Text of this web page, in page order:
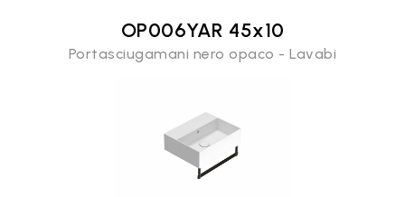
OP006YAR 45x10
Portasciugamani nero opaco - Lavabi